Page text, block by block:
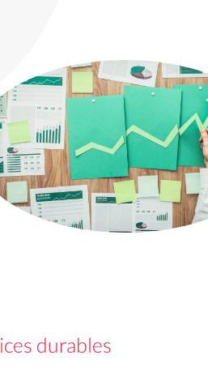
durables